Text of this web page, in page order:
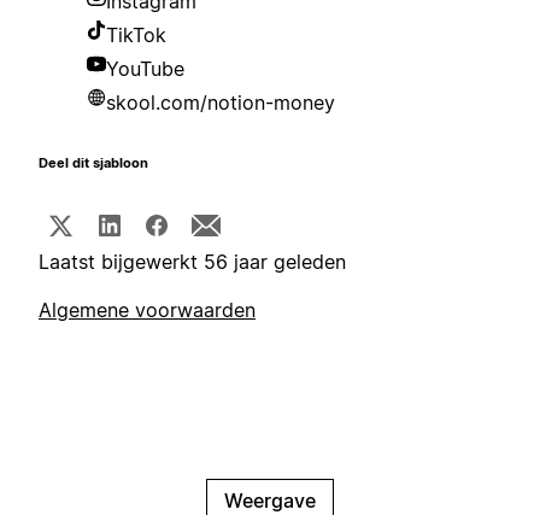
TikTok
YouTube
skool.com/notion-money
Deel dit sjabloon
Laatst bijgewerkt 56 jaar geleden
Algemene voorwaarden
Weergave